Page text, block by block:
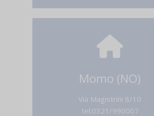
Momo (NO)
Via Magistrini 8/10
tel.0321/990007